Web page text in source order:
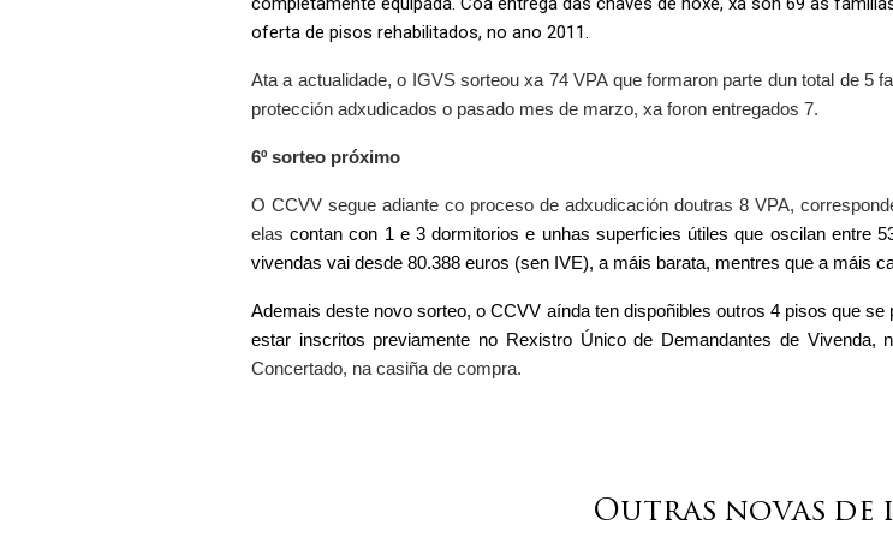
oferta de pisos rehabilitados, no ano 2011.
Ata a actualidade, o IGVS sorteou xa 74 VPA que formaron parte dun total de 5
protección adxudicados o pasado mes de marzo, xa foron entregados 7.
6º sorteo próximo
O CCVV segue adiante co proceso de adxudicación doutras 8 VPA,
elascontan con 1 e 3 dormitorios e unhas superficies útiles que oscilan entre
vivendas vai desde 80.388 euros (sen IVE), a máis barata, mentres que a máis
Ademais deste novo sorteo, o CCVV aínda ten dispoñibles outros 4 pisos que
estar inscritos previamente no Rexistro Único de Demandantes de Vivenda,
Concertado, na casiña de compra.
Outras novas de